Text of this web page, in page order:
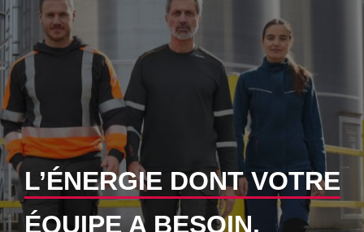
L’ÉNERGIE DONT VOTRE
ÉQUIPE A BESOIN.